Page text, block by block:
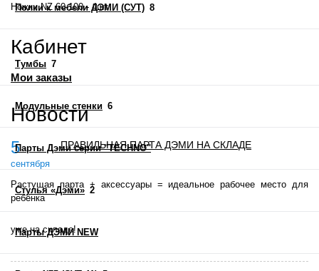
Полки к мебели ДЭМИ (СУТ) 8
Тумбы 7
Модульные стенки 6
Парты Дэми серии "TECHNO"
Стулья «Дэми» 2
Парты ДЭМИ NEW
Ножки NZ 60-100 - 4шт
Кабинет
Мои заказы
Новости
5
сентября
ПРАВИЛЬНАЯ ПАРТА ДЭМИ НА СКЛАДЕ
Растущая парта + аксессуары = идеальное рабочее место для
ребёнка
уже на складе!